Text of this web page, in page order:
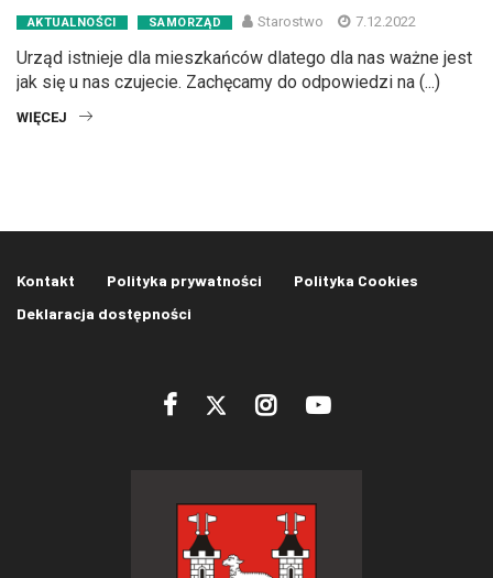
AKTUALNOŚCI SAMORZĄD Starostwo 7.12.2022
Urząd istnieje dla mieszkańców dlatego dla nas ważne jest
jak się u nas czujecie. Zachęcamy do odpowiedzi na (...)
WIĘCEJ
Kontakt Polityka prywatności
Polityka Cookies
Deklaracja dostępności